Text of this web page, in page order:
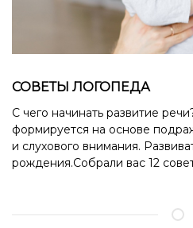
СОВЕТЫ ЛОГОПЕДА
С чего начинать развитие
формируется на основе
и слухового внимания.
рождения.Собрали вас 12